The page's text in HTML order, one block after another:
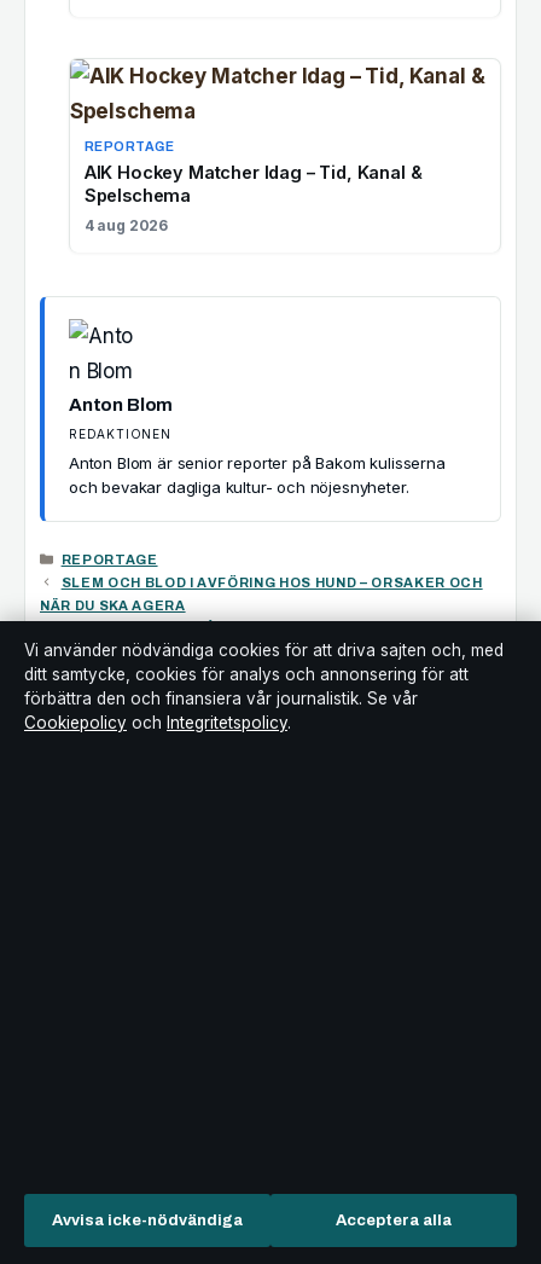
REPORTAGE
AIK Hockey Matcher Idag – Tid, Kanal &
Spelschema
4 aug 2026
Anton Blom
REDAKTIONEN
Anton Blom är senior reporter på Bakom kulisserna
och bevakar dagliga kultur- och nöjesnyheter.
KATEGORIER
REPORTAGE
SLEM OCH BLOD I AVFÖRING HOS HUND – ORSAKER OCH
NÄR DU SKA AGERA
KANALER
Vi använder nödvändiga cookies för att driva sajten och, med
ditt samtycke, cookies för analys och annonsering för att
förbättra den och finansiera vår journalistik. Se vår
Cookiepolicy och Integritetspolicy.
Avvisa icke-nödvändiga Acceptera alla